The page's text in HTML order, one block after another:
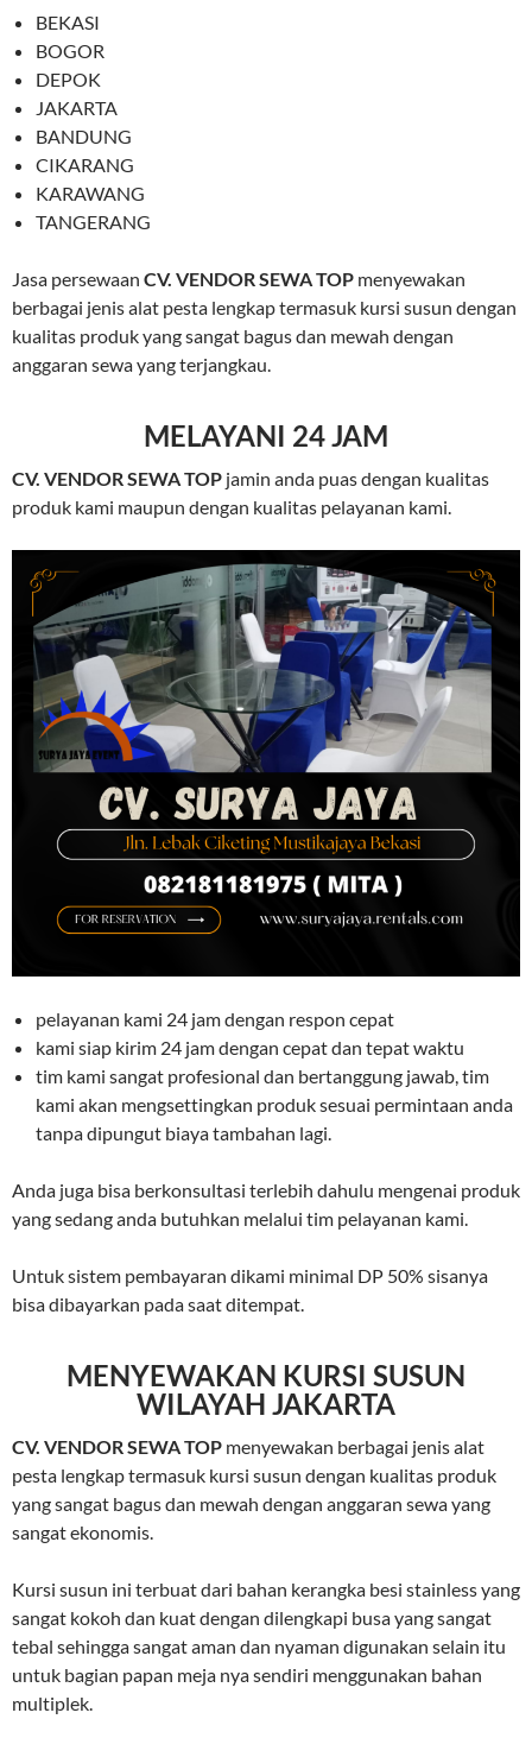
BEKASI
BOGOR
DEPOK
JAKARTA
BANDUNG
CIKARANG
KARAWANG
TANGERANG
Jasa persewaan CV. VENDOR SEWA TOP menyewakan
berbagai jenis alat pesta lengkap termasuk kursi susun dengan
kualitas produk yang sangat bagus dan mewah dengan
anggaran sewa yang terjangkau.
MELAYANI 24 JAM
CV. VENDOR SEWA TOP jamin anda puas dengan kualitas
produk kami maupun dengan kualitas pelayanan kami.
pelayanan kami 24 jam dengan respon cepat
kami siap kirim 24 jam dengan cepat dan tepat waktu
tim kami sangat profesional dan bertanggung jawab, tim
kami akan mengsettingkan produk sesuai permintaan anda
tanpa dipungut biaya tambahan lagi.
Anda juga bisa berkonsultasi terlebih dahulu mengenai produk
yang sedang anda butuhkan melalui tim pelayanan kami.
Untuk sistem pembayaran dikami minimal DP 50% sisanya
bisa dibayarkan pada saat ditempat.
MENYEWAKAN KURSI SUSUN
WILAYAH JAKARTA
CV. VENDOR SEWA TOP menyewakan berbagai jenis alat
pesta lengkap termasuk kursi susun dengan kualitas produk
yang sangat bagus dan mewah dengan anggaran sewa yang
sangat ekonomis.
Kursi susun ini terbuat dari bahan kerangka besi stainless yang
sangat kokoh dan kuat dengan dilengkapi busa yang sangat
tebal sehingga sangat aman dan nyaman digunakan selain itu
untuk bagian papan meja nya sendiri menggunakan bahan
multiplek.